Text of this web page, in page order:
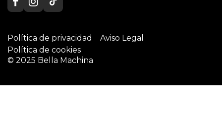
Política de privacidad
Aviso Legal
Política de cookies
© 2025 Bella Machina